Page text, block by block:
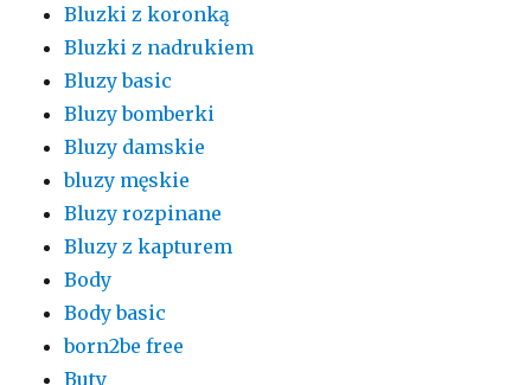
Bluzki z koronką
Bluzki z nadrukiem
Bluzy basic
Bluzy bomberki
Bluzy damskie
bluzy męskie
Bluzy rozpinane
Bluzy z kapturem
Body
Body basic
born2be free
Buty